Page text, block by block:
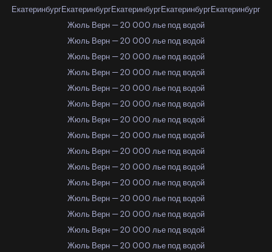
ЕкатеринбургЕкатеринбургЕкатеринбургЕкатеринбургЕкатеринбург
Жюль Верн — 20 000 лье под водой
Жюль Верн — 20 000 лье под водой
Жюль Верн — 20 000 лье под водой
Жюль Верн — 20 000 лье под водой
Жюль Верн — 20 000 лье под водой
Жюль Верн — 20 000 лье под водой
Жюль Верн — 20 000 лье под водой
Жюль Верн — 20 000 лье под водой
Жюль Верн — 20 000 лье под водой
Жюль Верн — 20 000 лье под водой
Жюль Верн — 20 000 лье под водой
Жюль Верн — 20 000 лье под водой
Жюль Верн — 20 000 лье под водой
Жюль Верн — 20 000 лье под водой
Жюль Верн — 20 000 лье под водой